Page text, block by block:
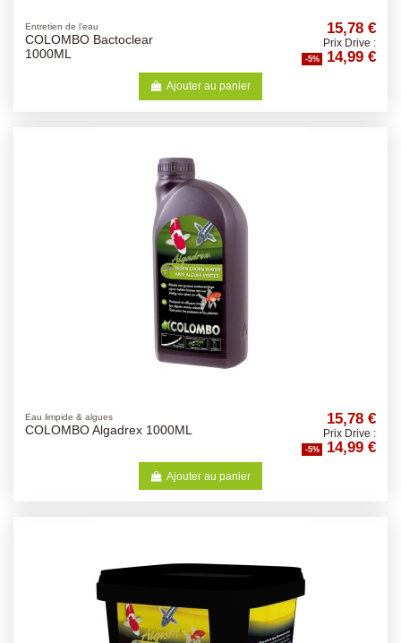
Entretien de l’eau
COLOMBO Bactoclear
1000ML
15,78 €
Prix Drive :
-5% 14,99 €
Ajouter au panier
Eau limpide & algues
COLOMBO Algadrex 1000ML
15,78 €
Prix Drive :
-5% 14,99 €
Ajouter au panier